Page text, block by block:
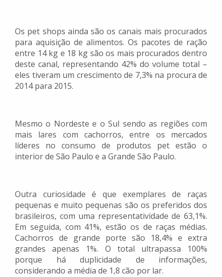
Os pet shops ainda são os canais mais procurados
para aquisição de alimentos. Os pacotes de ração
entre 14 kg e 18 kg são os mais procurados dentro
deste canal, representando 42% do volume total –
eles tiveram um crescimento de 7,3% na procura de
2014 para 2015.
Mesmo o Nordeste e o Sul sendo as regiões com
mais lares com cachorros, entre os mercados
líderes no consumo de produtos pet estão o
interior de São Paulo e a Grande São Paulo.
Outra curiosidade é que exemplares de raças
pequenas e muito pequenas são os preferidos dos
brasileiros, com uma representatividade de 63,1%.
Em seguida, com 41%, estão os de raças médias.
Cachorros de grande porte são 18,4% e extra
grandes apenas 1%. O total ultrapassa 100%
porque há duplicidade de informações,
considerando a média de 1,8 cão por lar.